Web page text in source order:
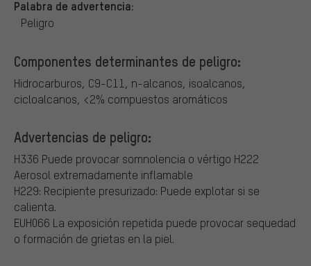
Palabra de advertencia:
Peligro
Componentes determinantes de peligro:
Hidrocarburos, C9-C11, n-alcanos, isoalcanos,
cicloalcanos, <2% compuestos aromáticos
Advertencias de peligro:
H336 Puede provocar somnolencia o vértigo H222
Aerosol extremadamente inflamable
H229: Recipiente presurizado: Puede explotar si se
calienta.
EUH066 La exposición repetida puede provocar sequedad
o formación de grietas en la piel.